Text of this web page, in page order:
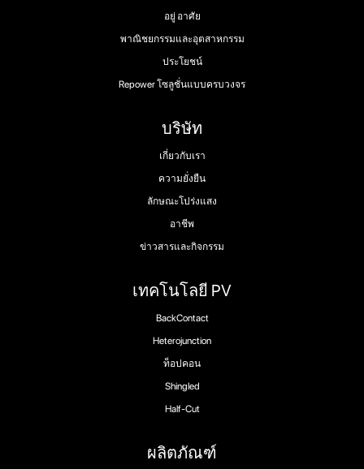
ผลิตภัณฑ์
เทคโนโลยี PV
BackContact
Heterojunction
ท็อปคอน
Shingled
Half-Cut
บริษัท
เกี่ยวกับเรา
ความยั่งยืน
ลักษณะโปร่งแสง
อาชีพ
ข่าวสารและกิจกรรม
อยู่ อาศัย
พาณิชยกรรมและอุตสาหกรรม
ประโยชน์
Repower โซลูชั่นแบบครบวงจร